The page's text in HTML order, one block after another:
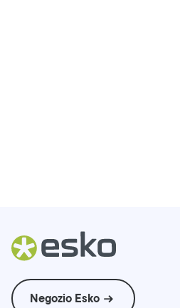
Negozio Esko